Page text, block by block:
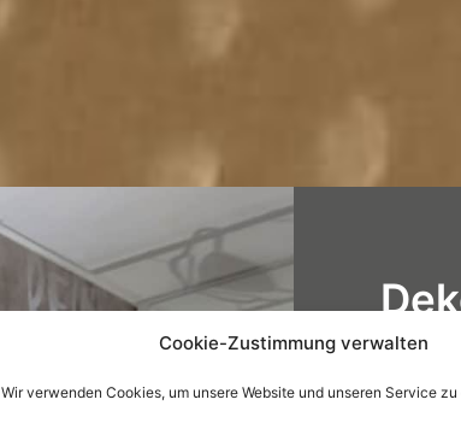
Cookie-Zustimmung verwalten
Wir verwenden Cookies, um unsere Website und unseren Service zu